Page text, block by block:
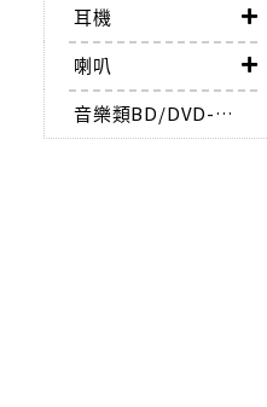
耳機
喇叭
音樂類BD/DVD-AUDIO